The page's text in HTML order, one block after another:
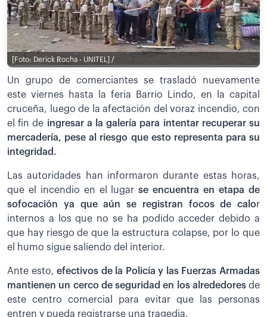
[Foto: Derick Rocha - UNITEL] /
Un grupo de comerciantes se trasladó nuevamente
este viernes hasta la feria Barrio Lindo, en la capital
cruceña, luego de la afectación del voraz incendio, con
el fin de ingresar a la galería para intentar recuperar su
mercadería, pese al riesgo que esto representa para su
integridad.
Las autoridades han informaron durante estas horas,
que el incendio en el lugar se encuentra en etapa de
sofocación ya que aún se registran focos de calor
internos a los que no se ha podido acceder debido a
que hay riesgo de que la estructura colapse, por lo que
el humo sigue saliendo del interior.
Ante esto,efectivos de la Policía y las Fuerzas Armadas
mantienen un cerco de seguridad en los alrededores de
este centro comercial para evitar que las personas
entren y pueda registrarse una tragedia.